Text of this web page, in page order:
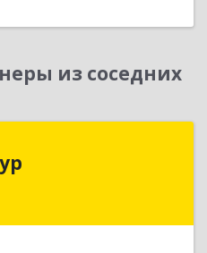
из соседних
край, Хабаровск г,